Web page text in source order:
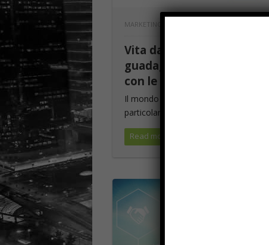
MARKETING
Vita da Youtube: quanto
guadagnano i youtuber
con le visualizzazioni?
Il mondo di Youtube affascina, in
particolare, molti ragazzi, ...
Read more